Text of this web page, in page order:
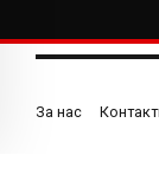
За нас